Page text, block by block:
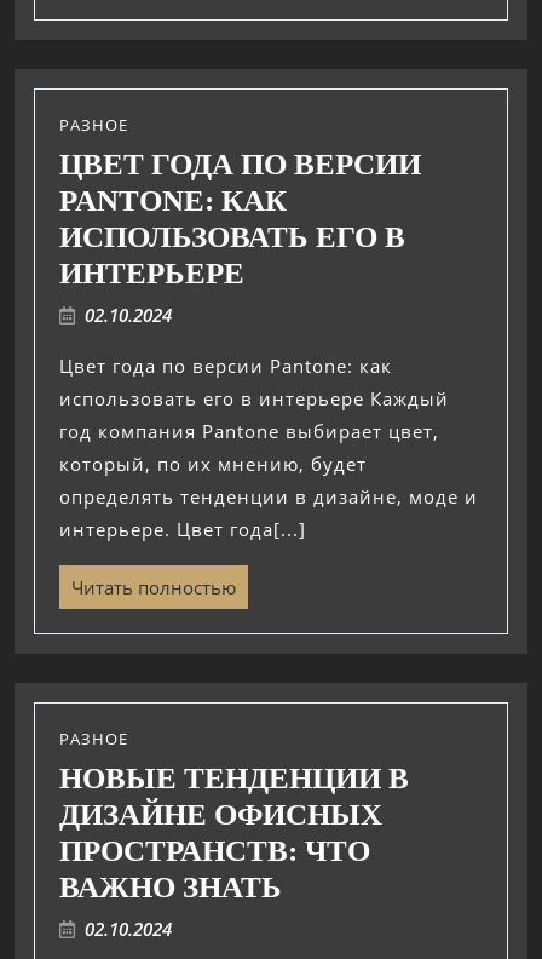
РАЗНОЕ
ЦВЕТ ГОДА ПО ВЕРСИИ
PANTONE: КАК
ИСПОЛЬЗОВАТЬ ЕГО В
ИНТЕРЬЕРЕ
02.10.2024
Цвет года по версии Pantone: как
использовать его в интерьере Каждый
год компания Pantone выбирает цвет,
который, по их мнению, будет
определять тенденции в дизайне, моде и
интерьере. Цвет года[...]
Читать полностью
РАЗНОЕ
НОВЫЕ ТЕНДЕНЦИИ В
ДИЗАЙНЕ ОФИСНЫХ
ПРОСТРАНСТВ: ЧТО
ВАЖНО ЗНАТЬ
02.10.2024